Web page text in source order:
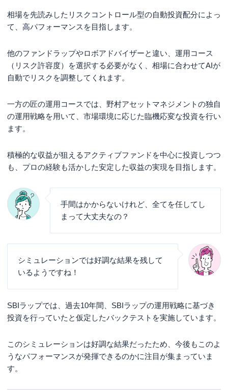
相場を先読みしたリスクコントロール型の自動投資配分によっ
て、高パフォーマンスを目指します。
他のファンドラップやロボアドバイザーと違い、運用コース
（リスク許容度）を選択する必要がなく、相場に合わせてAIが
自動でリスクを調整してくれます。
一方の匠の運用コースでは、野村アセットマネジメントの独自
の運用戦略を用いて、市場環境に応じた臨機応変な投資を行い
ます。
積極的な収益が狙えるアクティブファンドを中心に投資しつつ
も、プロの経験も活かした安定した収益の実現を目指します。
手間はかからないけれど、全てを任してし
まって大丈夫なの？
シミュレーションでは好調な結果を残して
いるようですね！
SBIラップでは、過去10年間、SBIラップの運用戦略に基づき
投資を行っていたと仮定したバックテストを実施しています。
このシミュレーションは好調な結果だったため、今後もこのよ
うなパフォーマンスが発揮できるのかに注目が集まっていま
す。